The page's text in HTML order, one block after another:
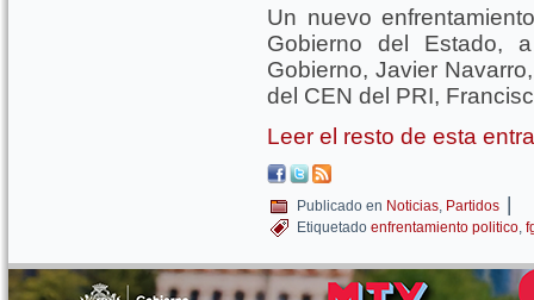
Un nuevo
Gobierno del Estado,
Gobierno, Javier
del CEN del PRI,
Leer el resto de esta
Publicado en Noticias, Partidos |
Etiquetado enfrentamiento politico,